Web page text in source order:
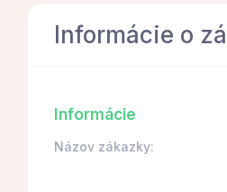
Informácie o
Informácie
Názov zákazky: